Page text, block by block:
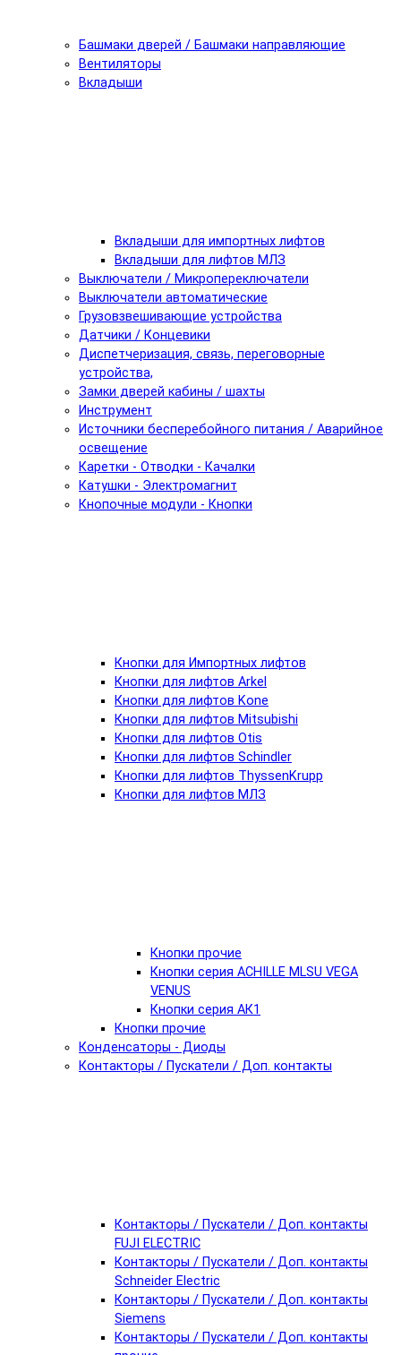
Башмаки дверей / Башмаки направляющие
Вентиляторы
Вкладыши
Вкладыши для импортных лифтов
Вкладыши для лифтов МЛЗ
Выключатели / Микропереключатели
Выключатели автоматические
Грузовзвешивающие устройства
Датчики / Концевики
Диспетчеризация, связь, переговорные
устройства,
Замки дверей кабины / шахты
Инструмент
Источники бесперебойного питания / Аварийное
освещение
Каретки - Отводки - Качалки
Катушки - Электромагнит
Кнопочные модули - Кнопки
Кнопки для Импортных лифтов
Кнопки для лифтов Arkel
Кнопки для лифтов Kone
Кнопки для лифтов Mitsubishi
Кнопки для лифтов Otis
Кнопки для лифтов Schindler
Кнопки для лифтов ThyssenKrupp
Кнопки для лифтов МЛЗ
Кнопки прочие
Кнопки серия ACHILLE MLSU VEGA
VENUS
Кнопки серия АК1
Кнопки прочие
Конденсаторы - Диоды
Контакторы / Пускатели / Доп. контакты
Контакторы / Пускатели / Доп. контакты
FUJI ELECTRIC
Контакторы / Пускатели / Доп. контакты
Schneider Electric
Контакторы / Пускатели / Доп. контакты
Siemens
Контакторы / Пускатели / Доп. контакты